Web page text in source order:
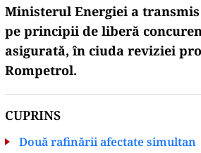
Ministerul Energiei a
pe principii de liberă
asigurată, în ciuda reviziei
Rompetrol.
CUPRINS
Două rafinării afectate simultan